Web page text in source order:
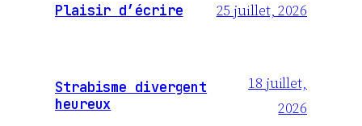
Plaisir d’écrire 25 juillet, 2026
Strabisme divergent
heureux
18 juillet,
2026